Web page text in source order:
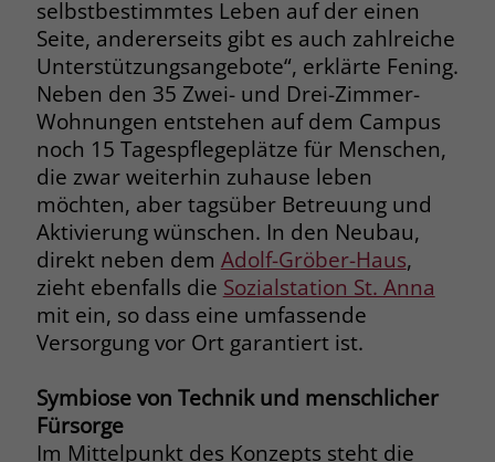
selbstbestimmtes Leben auf der einen
Seite, andererseits gibt es auch zahlreiche
Unterstützungsangebote“, erklärte Fening.
Neben den 35 Zwei- und Drei-Zimmer-
Wohnungen entstehen auf dem Campus
noch 15 Tagespflegeplätze für Menschen,
die zwar weiterhin zuhause leben
möchten, aber tagsüber Betreuung und
Aktivierung wünschen. In den Neubau,
direkt neben dem Adolf-Gröber-Haus,
zieht ebenfalls die Sozialstation St. Anna
mit ein, so dass eine umfassende
Versorgung vor Ort garantiert ist.
Symbiose von Technik und menschlicher
Fürsorge
Im Mittelpunkt des Konzepts steht die
Anbieter .fonts.net
Laufzeit 30 Minuten
Zweck
This cookie, set by Cloudflare, is used to
support Cloudflare Bot Management.
Name JSessionID
Anbieter jobs.stiftung-liebenau.de
Laufzeit Session
Zweck
allen Seitenanfragen bei.
Name _gcl_au
Anbieter Google Ads
Laufzeit 90 Tage
Zweck Enthält eine zufallsgenerierte User-ID.
Name _gcl_aw
Anbieter Google Ads
Laufzeit 90 Tage
User über einen Klick auf eine Google
Es enthält Informationen darüber,